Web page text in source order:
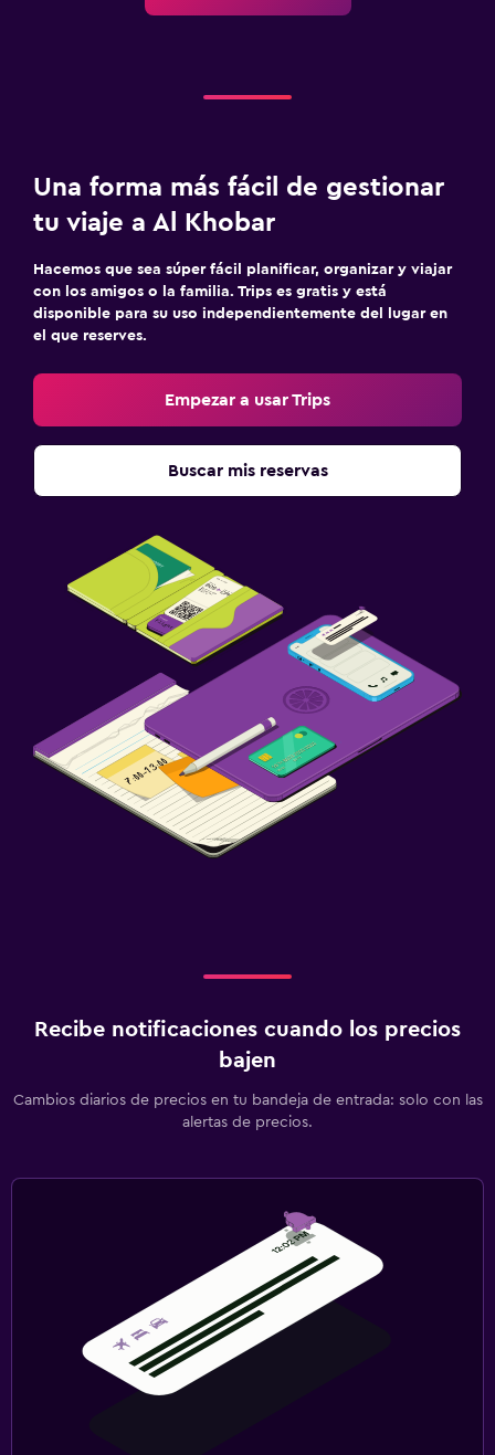
Una forma más fácil de gestionar
tu viaje a Al Khobar
Hacemos que sea súper fácil planificar, organizar y viajar
con los amigos o la familia. Trips es gratis y está
disponible para su uso independientemente del lugar en
el que reserves.
Empezar a usar Trips
Buscar mis reservas
Recibe notificaciones cuando los precios
bajen
Cambios diarios de precios en tu bandeja de entrada: solo con las
alertas de precios.